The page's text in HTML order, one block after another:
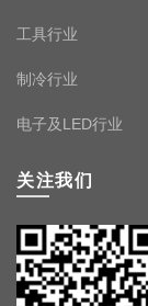
工具行业
制冷行业
电子及LED行业
关注我们